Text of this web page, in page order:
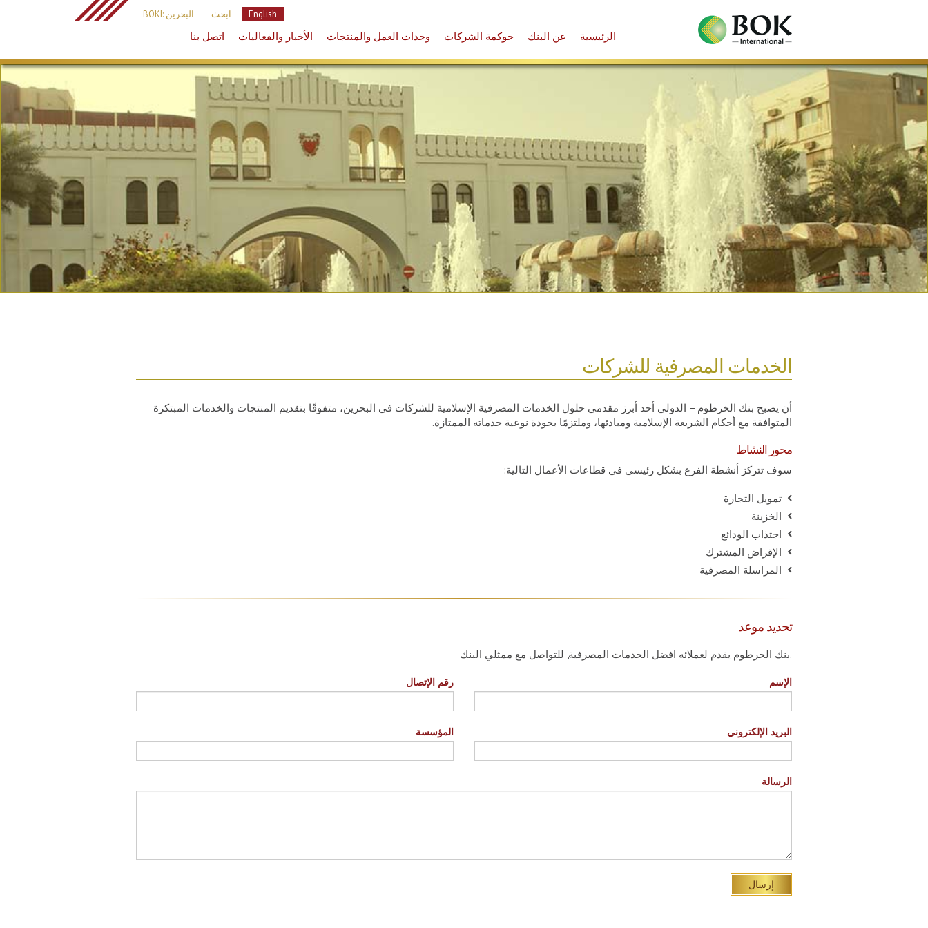
البحرين :BOKI ابحث English
الرئيسية عن البنك حوكمة الشركات وحدات العمل والمنتجات الأخبار والفعاليات اتصل بنا
الخدمات المصرفية للشركات
أن يصبح بنك الخرطوم – الدولي أحد أبرز مقدمي حلول الخدمات المصرفية الإسلامية للشركات في البحرين، متفوقًا بتقديم المنتجات والخدمات المبتكرة
المتوافقة مع أحكام الشريعة الإسلامية ومبادئها، وملتزمًا بجودة نوعية خدماته الممتازة.
محور النشاط
سوف تتركز أنشطة الفرع بشكل رئيسي في قطاعات الأعمال التالية:
تمويل التجارة
الخزينة
اجتذاب الودائع
الإقراض المشترك
المراسلة المصرفية
تحديد موعد
بنك الخرطوم يقدم لعملائه افضل الخدمات المصرفية, للتواصل مع ممثلي البنك.
الإسم رقم الإتصال
البريد الإلكتروني المؤسسة
الرسالة